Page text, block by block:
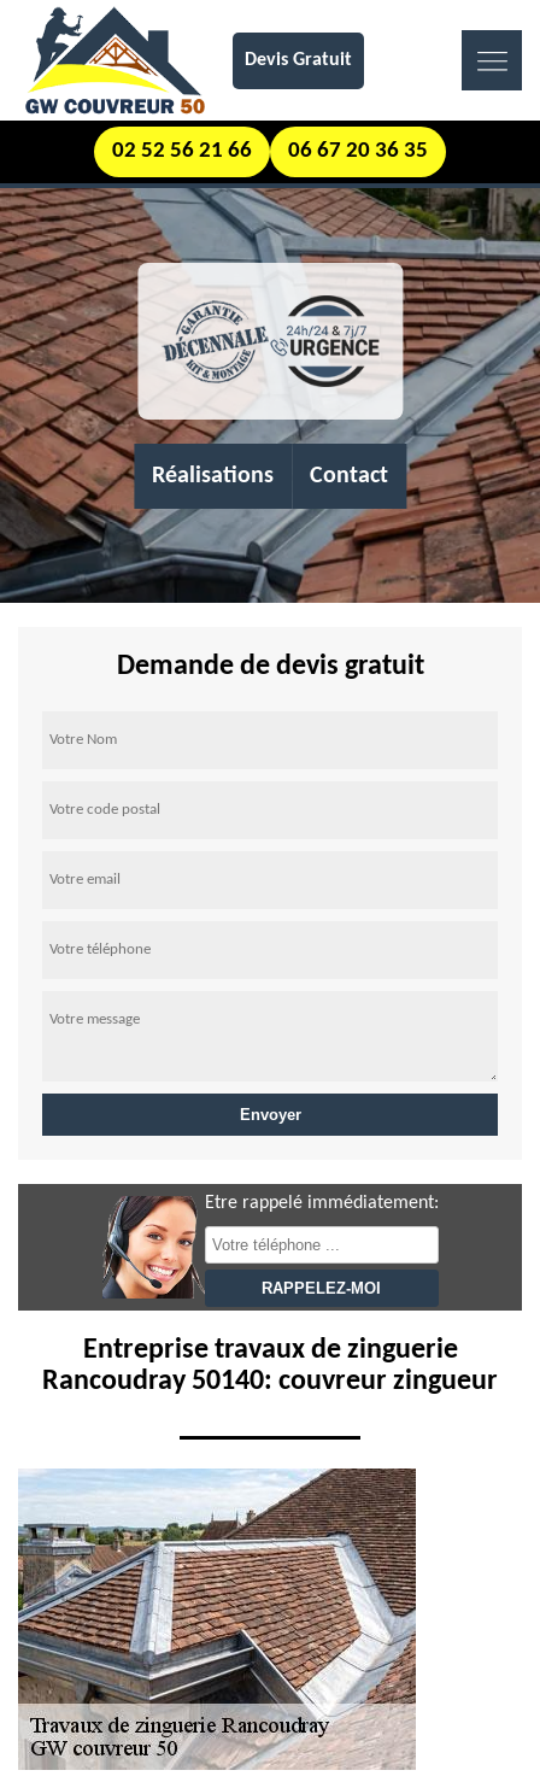
Devis Gratuit
02 52 56 21 66 06 67 20 36 35
Réalisations Contact
Demande de devis gratuit
Etre rappelé immédiatement:
Entreprise travaux de zinguerie
Rancoudray 50140: couvreur zingueur